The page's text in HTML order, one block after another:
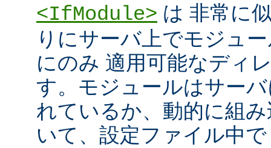
<IfModule> は 非常に
りにサーバ上でモジュ
にのみ 適用可能なディ
す。モジュールはサー
れているか、動的に組
いて、設定ファイル中